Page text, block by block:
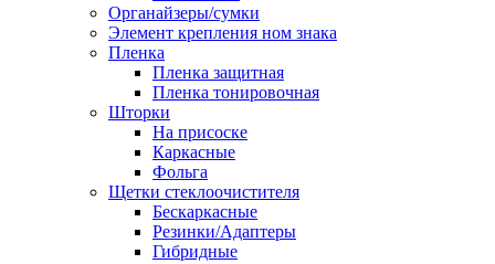
Органайзеры/сумки
Элемент крепления ном знака
Пленка
Пленка защитная
Пленка тонировочная
Шторки
На присоске
Каркасные
Фольга
Щетки стеклоочистителя
Бескаркасные
Резинки/Адаптеры
Гибридные